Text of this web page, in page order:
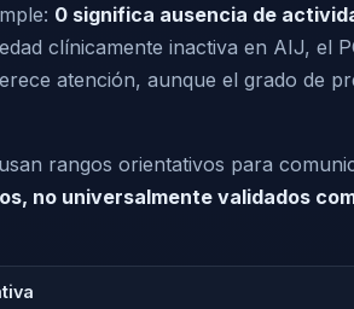
0 significa ausencia de
clínicamente inactiva en AIJ, el
atención, aunque el grado de
rangos orientativos para
no universalmente validados